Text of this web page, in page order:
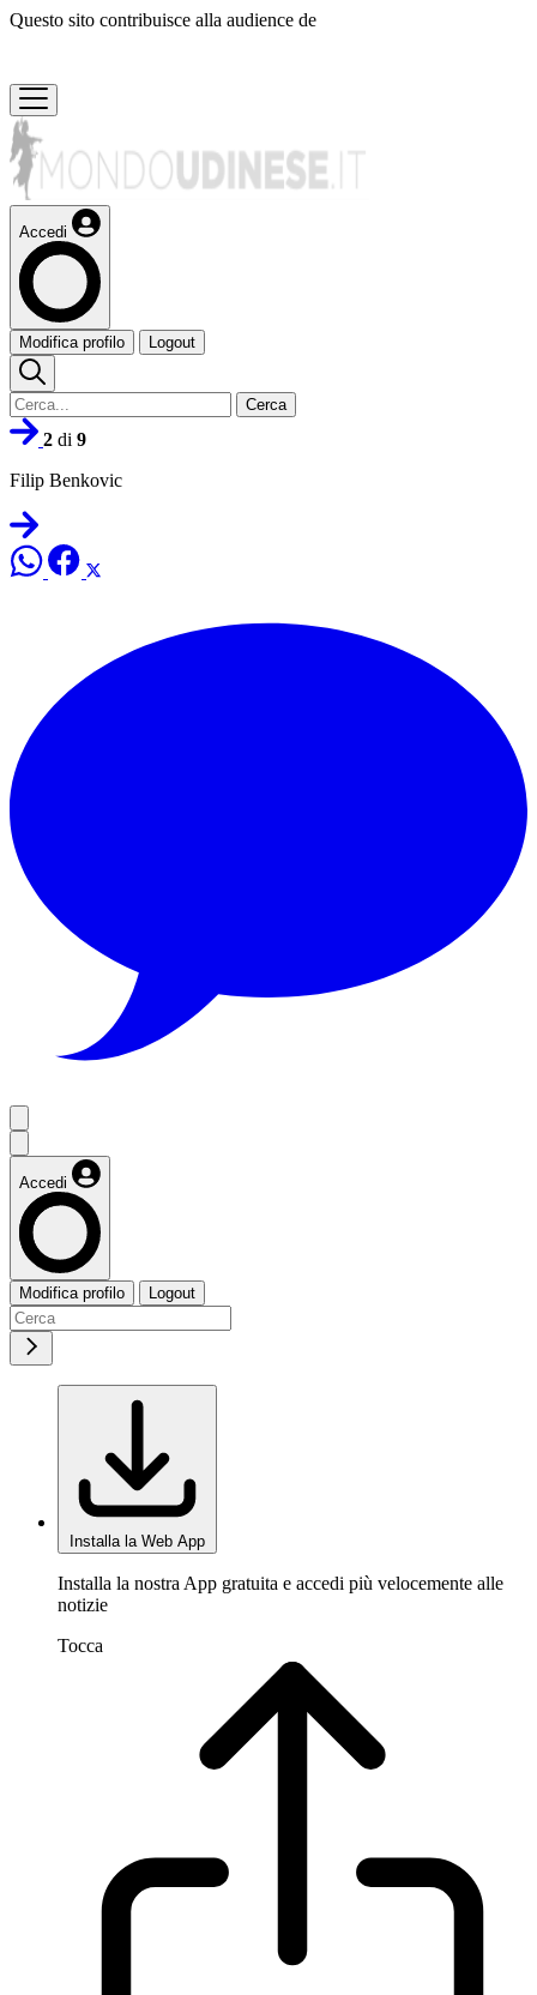
Questo sito contribuisce alla audience de
Accedi
Modifica profilo Logout
Cerca
2 di 9
Filip Benkovic
Accedi
Modifica profilo Logout
Installa la Web App
Installa la nostra App gratuita e accedi più velocemente alle
notizie
Tocca